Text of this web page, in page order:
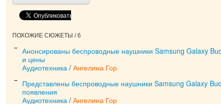
ПОХОЖИЕ СЮЖЕТЫ / 6
Анонсированы беспроводные наушники Samsung Galaxy
и цены
Аудиотехника / Ангелина Гор
Представлены беспроводные наушники Samsung Galaxy
появления
Аудиотехника / Ангелина Гор